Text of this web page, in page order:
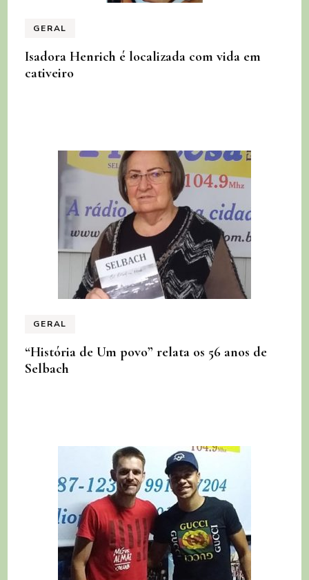
GERAL
Isadora Henrich é localizada com vida em
cativeiro
GERAL
“História de Um povo” relata os 56 anos de
Selbach